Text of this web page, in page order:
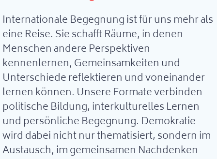
Internationale Begegnung ist für uns mehr als
eine Reise. Sie schafft Räume, in denen
Menschen andere Perspektiven
kennenlernen, Gemeinsamkeiten und
Unterschiede reflektieren und voneinander
lernen können. Unsere Formate verbinden
politische Bildung, interkulturelles Lernen
und persönliche Begegnung. Demokratie
wird dabei nicht nur thematisiert, sondern im
Austausch, im gemeinsamen Nachdenken